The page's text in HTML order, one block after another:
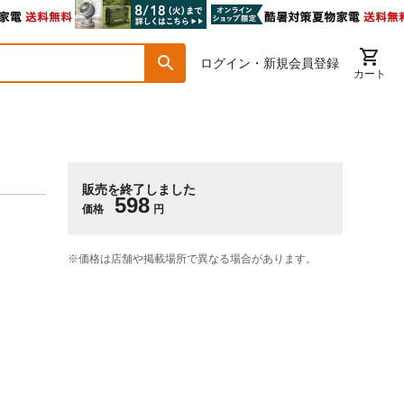
ログイン・新規会員登録
カート
販売を終了しました
価格 598 円
※価格は​店舗や​掲載場所で​異なる​場合が​あります。